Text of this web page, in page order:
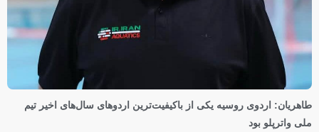
طاهریان: اردوی روسیه یکی از باکیفیت‌ترین اردوهای سال‌های اخیر تیم
ملی واترپلو بود